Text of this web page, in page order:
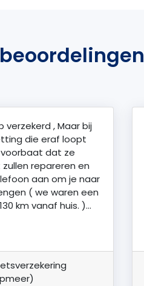
verzekerd , Maar bij
die eraf loopt
dat ze
repareren en
aan om je naar
( we waren een
km vanaf huis. )…